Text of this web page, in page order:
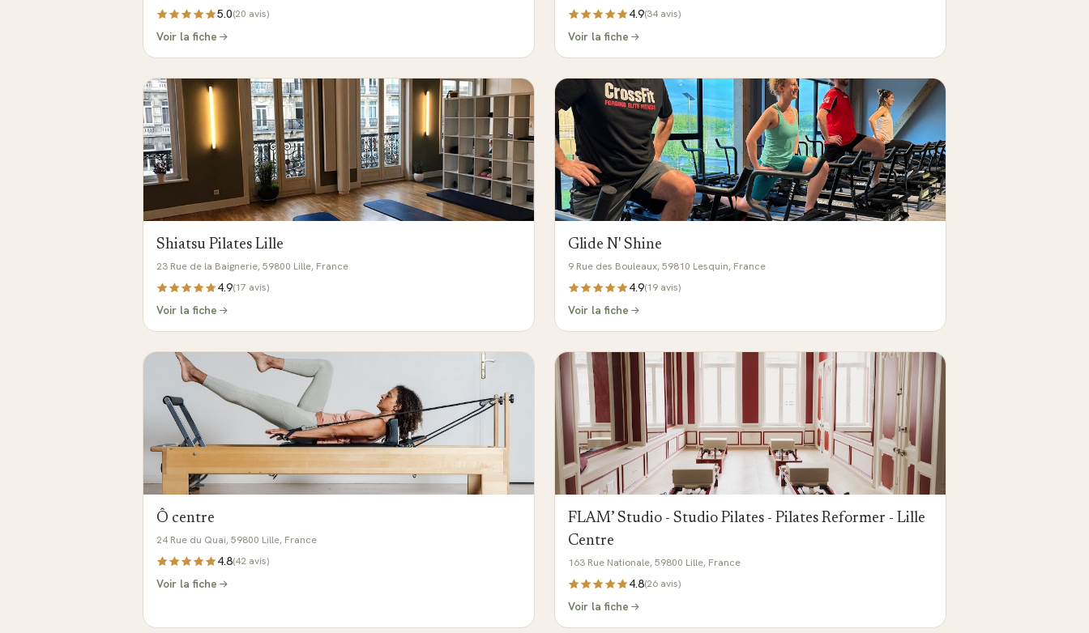
5.0(20 avis)
Voir la fiche
4.9(34avis)
Voir la fiche
Shiatsu Pilates Lille
23 Rue de la Baignerie, 59800 Lille, France
4.9(17 avis)
Voir la fiche
Glide N' Shine
9 Rue des Bouleaux, 59810 Lesquin, France
4.9(19 avis)
Voir la fiche
Ô centre
24 Rue du Quai, 59800 Lille, France
4.8(42 avis)
Voir la fiche
FLAM’ Studio - Studio Pilates - Pilates Reformer - Lille
Centre
163 Rue Nationale, 59800 Lille, France
4.8(26 avis)
Voir la fiche